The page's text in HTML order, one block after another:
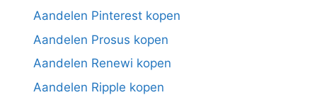
Aandelen Pinterest kopen
Aandelen Prosus kopen
Aandelen Renewi kopen
Aandelen Ripple kopen